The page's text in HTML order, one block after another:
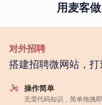
用麦客
对外招聘
搭建招聘微网站，
操作简单
无需代码知识，简单拖拽